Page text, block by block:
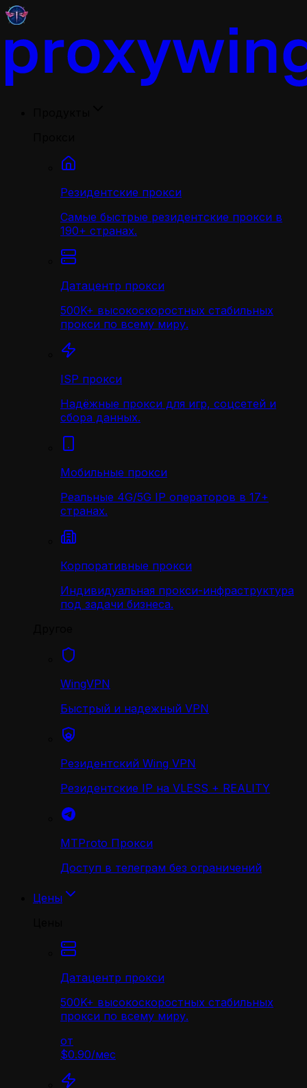
Резидентские прокси
Самые быстрые резидентские прокси в
190+ странах.
Датацентр прокси
500K+ высокоскоростных стабильных
прокси по всему миру.
ISP прокси
Надёжные прокси для игр, соцсетей и
сбора данных.
Мобильные прокси
Реальные 4G/5G IP операторов в 17+
странах.
Корпоративные прокси
Индивидуальная прокси-инфраструктура
под задачи бизнеса.
WingVPN
Быстрый и надежный VPN
Резидентский Wing VPN
Резидентские IP на VLESS + REALITY
MTProto Прокси
Доступ в телеграм без ограничений
Цены
Датацентр прокси
500K+ высокоскоростных стабильных
прокси по всему миру.
от
$0.90/мес